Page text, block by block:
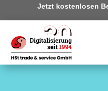
Jetzt kostenlosen